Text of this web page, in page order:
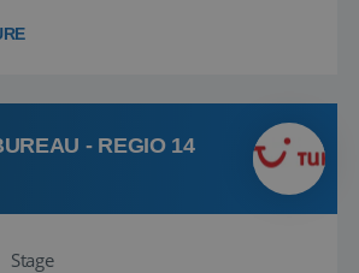
je klant en wat er in de
om die droomreis te
- REGIO 14
Stage